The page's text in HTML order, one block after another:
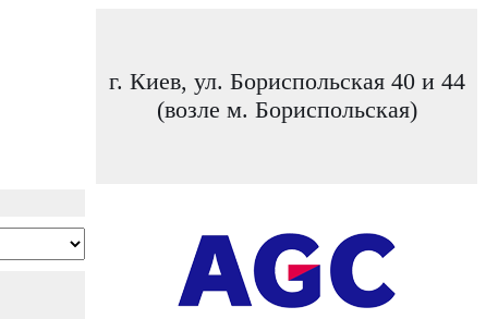
г. Киев, ул. Бориспольская 40 и 44
(возле м. Бориспольская)